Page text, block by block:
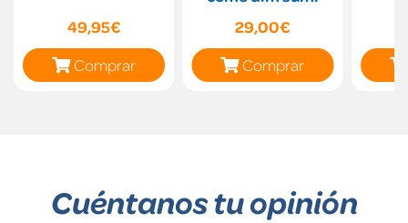
49,95€
Comprar
29,00€
Comprar
Cuéntanos tu opinión